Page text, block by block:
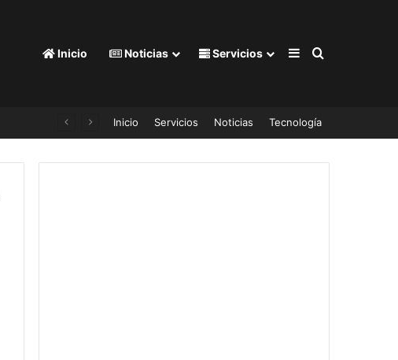
Inicio Noticias Servicios Barra lateral
Buscar por
Inicio Servicios Noticias Tecnología